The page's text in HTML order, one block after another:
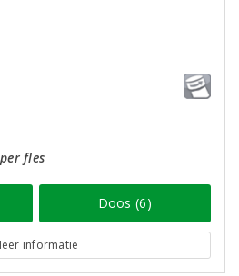
fles
Doos (6)
informatie